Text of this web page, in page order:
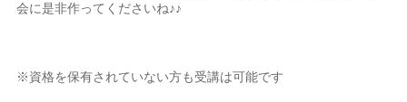
会に是非作ってくださいね♪♪
※資格を保有されていない方も受講は可能です